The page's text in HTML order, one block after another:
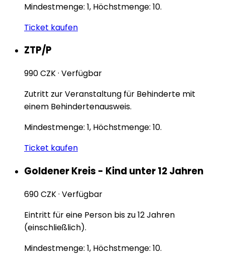
Mindestmenge: 1, Höchstmenge: 10.
Ticket kaufen
ZTP/P
990 CZK· Verfügbar
Zutritt zur Veranstaltung für Behinderte mit
einem Behindertenausweis.
Mindestmenge: 1, Höchstmenge: 10.
Ticket kaufen
Goldener Kreis - Kind unter 12 Jahren
690 CZK· Verfügbar
Eintritt für eine Person bis zu 12 Jahren
(einschließlich).
Mindestmenge: 1, Höchstmenge: 10.